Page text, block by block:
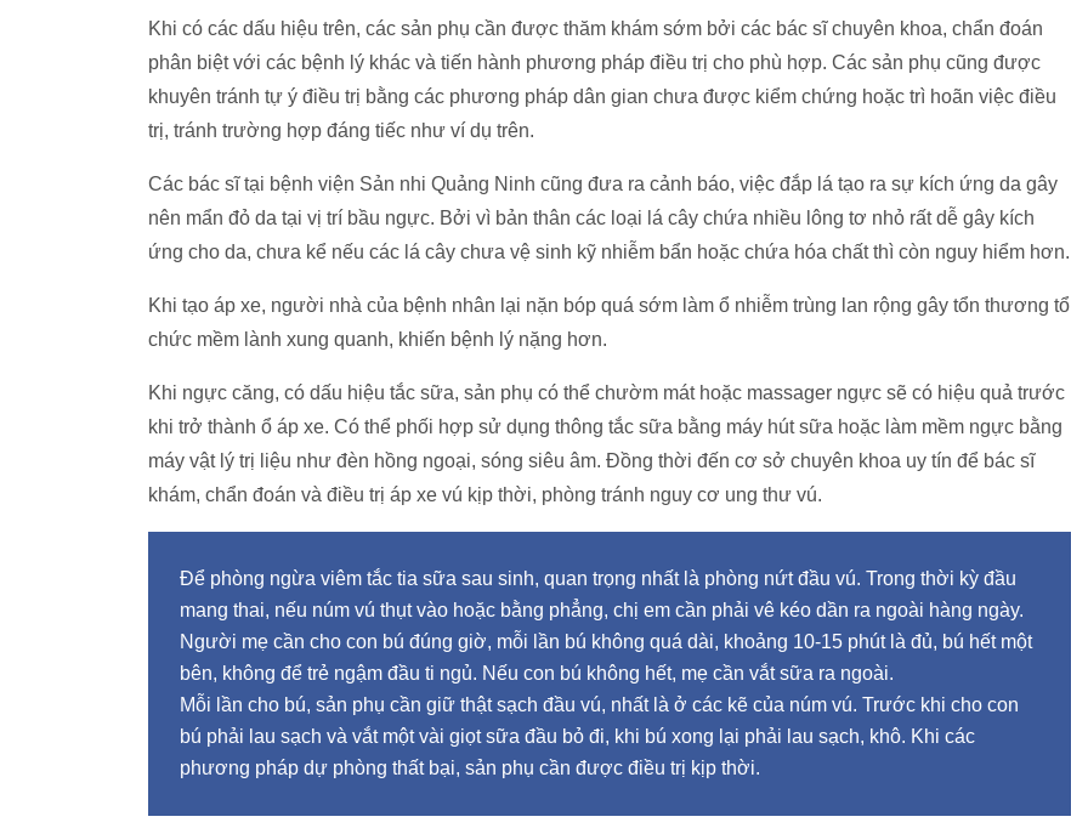
Khi có các dấu hiệu trên, các sản phụ cần được thăm khám sớm bởi các bác sĩ chuyên khoa, chẩn đoán
phân biệt với các bệnh lý khác và tiến hành phương pháp điều trị cho phù hợp. Các sản phụ cũng được
khuyên tránh tự ý điều trị bằng các phương pháp dân gian chưa được kiểm chứng hoặc trì hoãn việc điều
trị, tránh trường hợp đáng tiếc như ví dụ trên.
Các bác sĩ tại bệnh viện Sản nhi Quảng Ninh cũng đưa ra cảnh báo, việc đắp lá tạo ra sự kích ứng da gây
nên mẩn đỏ da tại vị trí bầu ngực. Bởi vì bản thân các loại lá cây chứa nhiều lông tơ nhỏ rất dễ gây kích
ứng cho da, chưa kể nếu các lá cây chưa vệ sinh kỹ nhiễm bẩn hoặc chứa hóa chất thì còn nguy hiểm hơn.
Khi tạo áp xe, người nhà của bệnh nhân lại nặn bóp quá sớm làm ổ nhiễm trùng lan rộng gây tổn thương tổ
chức mềm lành xung quanh, khiến bệnh lý nặng hơn.
Khi ngực căng, có dấu hiệu tắc sữa, sản phụ có thể chườm mát hoặc massager ngực sẽ có hiệu quả trước
khi trở thành ổ áp xe. Có thể phối hợp sử dụng thông tắc sữa bằng máy hút sữa hoặc làm mềm ngực bằng
máy vật lý trị liệu như đèn hồng ngoại, sóng siêu âm. Đồng thời đến cơ sở chuyên khoa uy tín để bác sĩ
khám, chẩn đoán và điều trị áp xe vú kịp thời, phòng tránh nguy cơ ung thư vú.
Để phòng ngừa viêm tắc tia sữa sau sinh, quan trọng nhất là phòng nứt đầu vú. Trong thời kỳ đầu
mang thai, nếu núm vú thụt vào hoặc bằng phẳng, chị em cần phải vê kéo dần ra ngoài hàng ngày.
Người mẹ cần cho con bú đúng giờ, mỗi lần bú không quá dài, khoảng 10-15 phút là đủ, bú hết một
bên, không để trẻ ngậm đầu ti ngủ. Nếu con bú không hết, mẹ cần vắt sữa ra ngoài.
Mỗi lần cho bú, sản phụ cần giữ thật sạch đầu vú, nhất là ở các kẽ của núm vú. Trước khi cho con
bú phải lau sạch và vắt một vài giọt sữa đầu bỏ đi, khi bú xong lại phải lau sạch, khô. Khi các
phương pháp dự phòng thất bại, sản phụ cần được điều trị kịp thời.